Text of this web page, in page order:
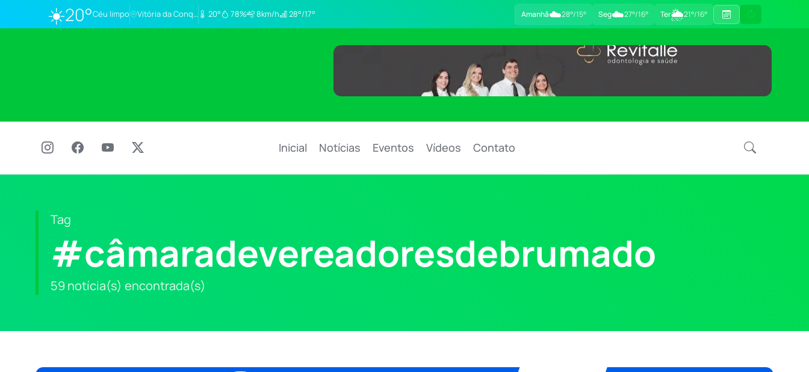
☀️20°Céu limpo Vitória da Conq… 20° 78% 8km/h 28°/17° Amanhã☁️28°/15° Seg☁️27°/16° Ter🌦21°/16°
Inicial Notícias Eventos Vídeos Contato
Tag
#câmaradevereadoresdebrumado
59 notícia(s) encontrada(s)